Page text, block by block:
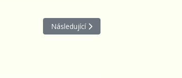
Další článek: Kde se smí rozdělávat oheň?
Následující